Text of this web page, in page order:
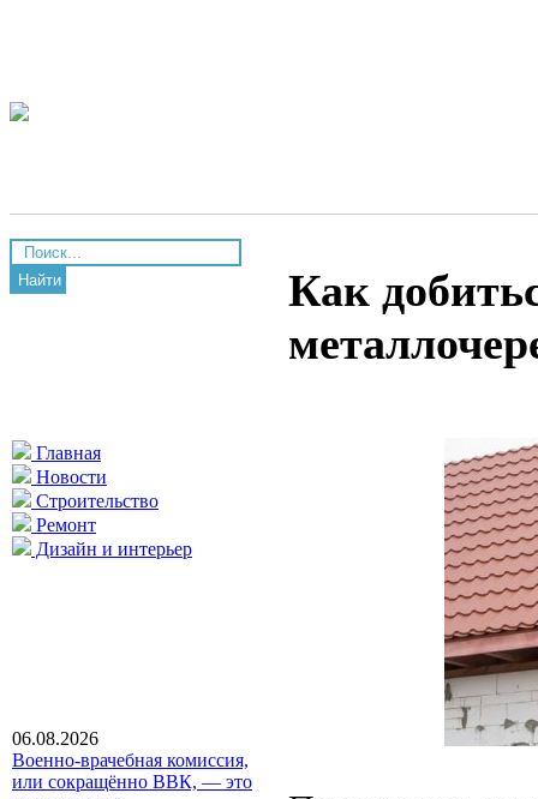
Найти
Главная
Новости
Строительство
Ремонт
Дизайн и интерьер
06.08.2026
Военно-врачебная комиссия,
или сокращённо ВВК, — это
Как